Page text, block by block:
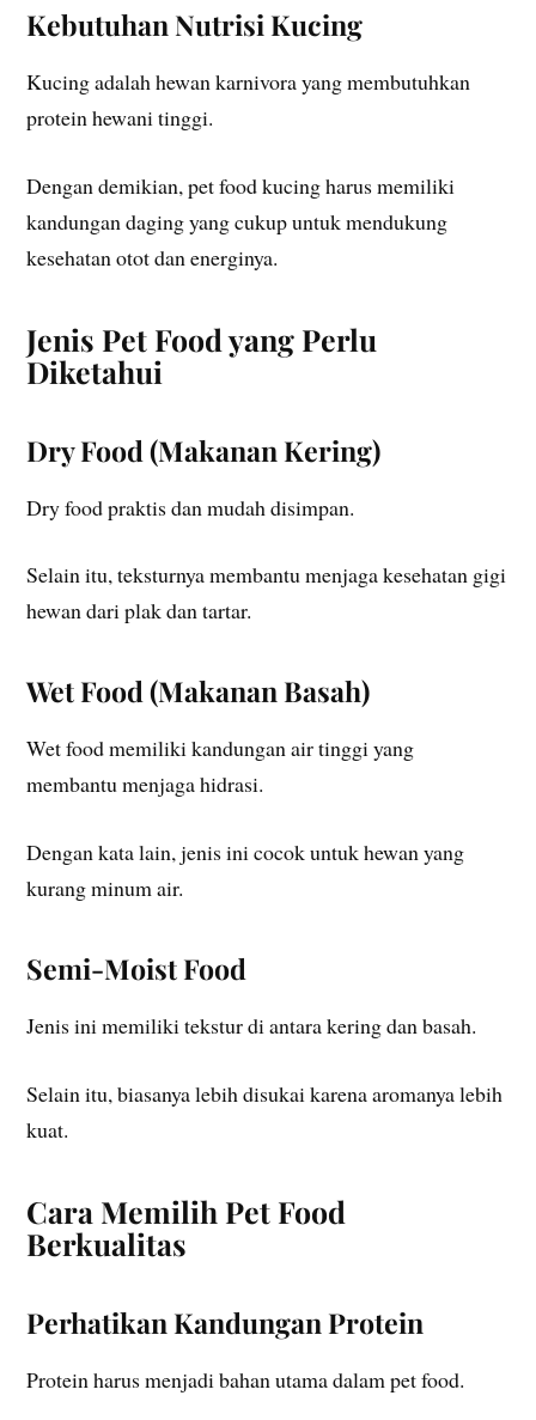
Kebutuhan Nutrisi Kucing
Kucing adalah hewan karnivora yang membutuhkan
protein hewani tinggi.
Dengan demikian, pet food kucing harus memiliki
kandungan daging yang cukup untuk mendukung
kesehatan otot dan energinya.
Jenis Pet Food yang Perlu
Diketahui
Dry Food (Makanan Kering)
Dry food praktis dan mudah disimpan.
Selain itu, teksturnya membantu menjaga kesehatan gigi
hewan dari plak dan tartar.
Wet Food (Makanan Basah)
Wet food memiliki kandungan air tinggi yang
membantu menjaga hidrasi.
Dengan kata lain, jenis ini cocok untuk hewan yang
kurang minum air.
Semi-Moist Food
Jenis ini memiliki tekstur di antara kering dan basah.
Selain itu, biasanya lebih disukai karena aromanya lebih
kuat.
Cara Memilih Pet Food
Berkualitas
Perhatikan Kandungan Protein
Protein harus menjadi bahan utama dalam pet food.